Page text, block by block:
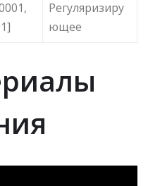
Регуляризиру
ющее